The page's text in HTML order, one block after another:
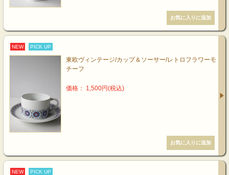
NEW PICK UP
東欧ヴィンテージ/カップ＆ソーサー/レトロフラワーモ
チーフ
価格： 1,500円(税込)
NEW PICK UP